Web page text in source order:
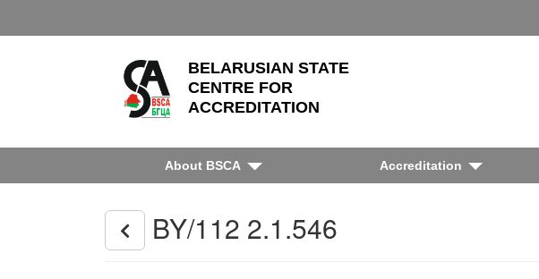
BELARUSIAN STATE
CENTRE FOR
ACCREDITATION
About BSCA Accreditation
BY/112 2.1.546